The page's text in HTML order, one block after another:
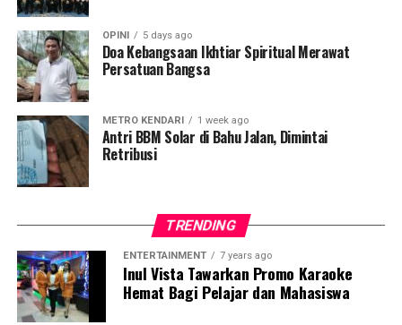
“Yang kami minta hanya lahan untuk sawah, itu pun
sifatnya pinjam pakai. Tapi justru kami diancam akan
dipidana,” ujarnya, Jumat, 24 April 2026.
rencana pengerahan aparat penegak hukum.
“Disebutkan akan melibatkan anggota Reskrim untuk
memproses warga jika tetap membuka lahan,”
Padahal, warga Desa Tatangga dan Desa Lanowulu
mengklaim telah mengajukan proposal resmi sejak 22
Desember 2025 namun tidak mendapatkan tanggapan.
OPINI 5 days ago
Doa Kebangsaan Ikhtiar Spiritual Merawat
Persatuan Bangsa
METRO KENDARI 1 week ago
Antri BBM Solar di Bahu Jalan, Dimintai
Retribusi
TRENDING
ENTERTAINMENT 7 years ago
Inul Vista Tawarkan Promo Karaoke
Hemat Bagi Pelajar dan Mahasiswa